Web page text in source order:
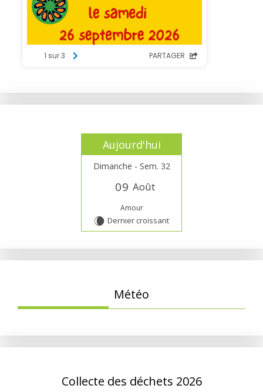
Aujourd'hui
Dimanche - Sem. 32
09 Août
Amour
W Dernier croissant
Météo
Collecte des déchets 2026